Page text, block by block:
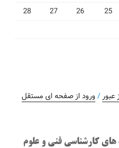
25
26
27
28
عبور / ورود از صفحه ای مستقل
کارشناسی فنی و علوم